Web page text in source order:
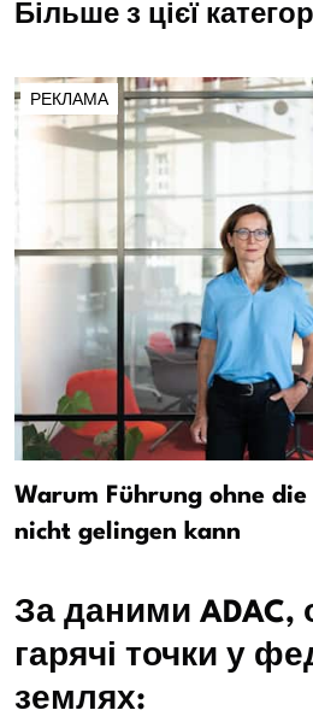
Більше з цієї
РЕКЛАМА
Warum Führung ohne
nicht gelingen kann
За даними ADAC,
гарячі точки у
землях: